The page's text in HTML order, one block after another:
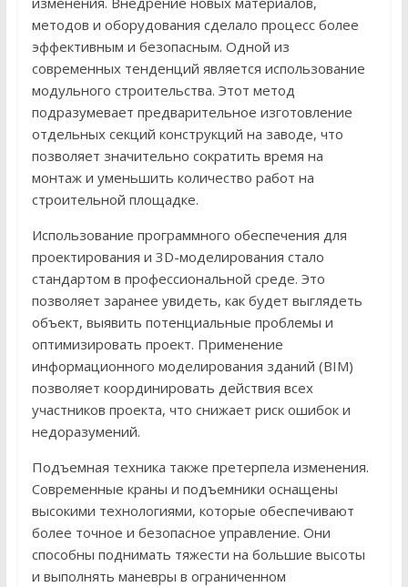
методов и оборудования сделало процесс более
эффективным и безопасным. Одной из
современных тенденций является использование
модульного строительства. Этот метод
подразумевает предварительное изготовление
отдельных секций конструкций на заводе, что
позволяет значительно сократить время на
монтаж и уменьшить количество работ на
строительной площадке.
Использование программного обеспечения для
проектирования и 3D-моделирования стало
стандартом в профессиональной среде. Это
позволяет заранее увидеть, как будет выглядеть
объект, выявить потенциальные проблемы и
оптимизировать проект. Применение
информационного моделирования зданий (BIM)
позволяет координировать действия всех
участников проекта, что снижает риск ошибок и
недоразумений.
Подъемная техника также претерпела изменения.
Современные краны и подъемники оснащены
высокими технологиями, которые обеспечивают
более точное и безопасное управление. Они
способны поднимать тяжести на большие высоты
и выполнять маневры в ограниченном